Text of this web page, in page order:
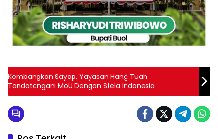
Kembangkan Sayap, Yayasan Hang Tuah
Tandatangani MoU Dengan Stela Indonesia